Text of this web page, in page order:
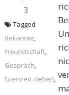
3
Tagged
Bekannte,
Freundschaft,
Gespräch,
Grenzen ziehen,